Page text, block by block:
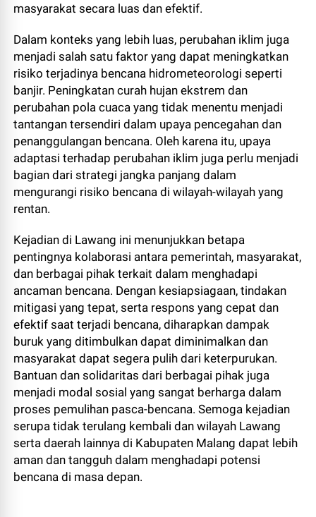
masyarakat secara luas dan efektif.
Dalam konteks yang lebih luas, perubahan iklim juga
menjadi salah satu faktor yang dapat meningkatkan
risiko terjadinya bencana hidrometeorologi seperti
banjir. Peningkatan curah hujan ekstrem dan
perubahan pola cuaca yang tidak menentu menjadi
tantangan tersendiri dalam upaya pencegahan dan
penanggulangan bencana. Oleh karena itu, upaya
adaptasi terhadap perubahan iklim juga perlu menjadi
bagian dari strategi jangka panjang dalam
mengurangi risiko bencana di wilayah-wilayah yang
rentan.
Kejadian di Lawang ini menunjukkan betapa
pentingnya kolaborasi antara pemerintah, masyarakat,
dan berbagai pihak terkait dalam menghadapi
ancaman bencana. Dengan kesiapsiagaan, tindakan
mitigasi yang tepat, serta respons yang cepat dan
efektif saat terjadi bencana, diharapkan dampak
buruk yang ditimbulkan dapat diminimalkan dan
masyarakat dapat segera pulih dari keterpurukan.
Bantuan dan solidaritas dari berbagai pihak juga
menjadi modal sosial yang sangat berharga dalam
proses pemulihan pasca-bencana. Semoga kejadian
serupa tidak terulang kembali dan wilayah Lawang
serta daerah lainnya di Kabupaten Malang dapat lebih
aman dan tangguh dalam menghadapi potensi
bencana di masa depan.